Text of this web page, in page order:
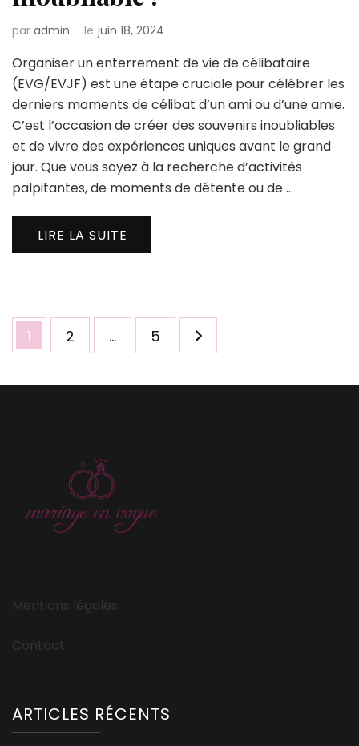
par admin le juin 18, 2024
Organiser un enterrement de vie de célibataire
(EVG/EVJF) est une étape cruciale pour célébrer les
derniers moments de célibat d’un ami ou d’une amie.
C’est l’occasion de créer des souvenirs inoubliables
et de vivre des expériences uniques avant le grand
jour. Que vous soyez à la recherche d’activités
palpitantes, de moments de détente ou de …
LIRE LA SUITE
Pagination
des
Page
1 Page
2 … Page
5
Mentions légales
Contact
ARTICLES RÉCENTS